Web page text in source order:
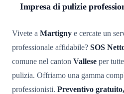
Impresa di pulizie
Vivete a Martigny e cercate un
professionale affidabile? SOS
comune nel canton Vallese per
pulizia. Offriamo una gamma
professionisti. Preventivo